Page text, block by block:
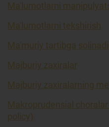
Ma'lumotlarni
Ma'lumotlarni tekshirish
Ma'muriy tartibga
Majburiy zaxiralar
Majburiy zaxiralarning
Makroprudensial
policy)